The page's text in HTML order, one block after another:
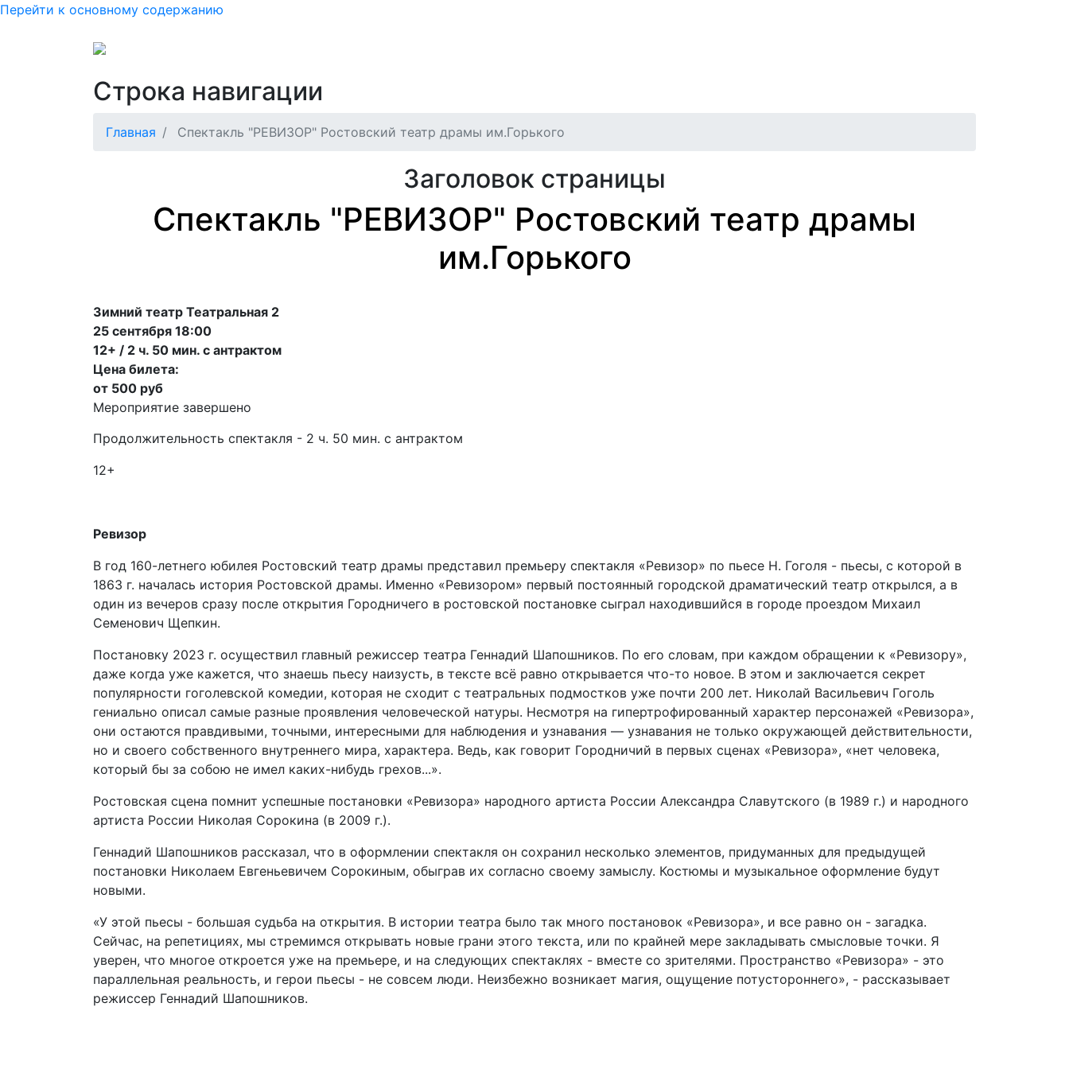
Перейти к основному содержанию
Строка навигации
Главная Спектакль "РЕВИЗОР" Ростовский театр драмы им.Горького
Заголовок страницы
Спектакль "РЕВИЗОР" Ростовский театр драмы
им.Горького
Зимний театр Театральная 2
25 сентября 18:00
12+ / 2 ч. 50 мин. с антрактом
Цена билета:
от 500 руб
Мероприятие завершено
Продолжительность спектакля - 2 ч. 50 мин. с антрактом
12+
Ревизор
В год 160-летнего юбилея Ростовский театр драмы представил премьеру спектакля «Ревизор» по пьесе Н. Гоголя - пьесы, с которой в
1863 г. началась история Ростовской драмы. Именно «Ревизором» первый постоянный городской драматический театр открылся, а в
один из вечеров сразу после открытия Городничего в ростовской постановке сыграл находившийся в городе проездом Михаил
Семенович Щепкин.
Постановку 2023 г. осуществил главный режиссер театра Геннадий Шапошников. По его словам, при каждом обращении к «Ревизору»,
даже когда уже кажется, что знаешь пьесу наизусть, в тексте всё равно открывается что-то новое. В этом и заключается секрет
популярности гоголевской комедии, которая не сходит с театральных подмостков уже почти 200 лет. Николай Васильевич Гоголь
гениально описал самые разные проявления человеческой натуры. Несмотря на гипертрофированный характер персонажей «Ревизора»,
они остаются правдивыми, точными, интересными для наблюдения и узнавания — узнавания не только окружающей действительности,
но и своего собственного внутреннего мира, характера. Ведь, как говорит Городничий в первых сценах «Ревизора», «нет человека,
который бы за собою не имел каких-нибудь грехов...».
Ростовская сцена помнит успешные постановки «Ревизора» народного артиста России Александра Славутского (в 1989 г.) и народного
артиста России Николая Сорокина (в 2009 г.).
Геннадий Шапошников рассказал, что в оформлении спектакля он сохранил несколько элементов, придуманных для предыдущей
постановки Николаем Евгеньевичем Сорокиным, обыграв их согласно своему замыслу. Костюмы и музыкальное оформление будут
новыми.
«У этой пьесы - большая судьба на открытия. В истории театра было так много постановок «Ревизора», и все равно он - загадка.
Сейчас, на репетициях, мы стремимся открывать новые грани этого текста, или по крайней мере закладывать смысловые точки. Я
уверен, что многое откроется уже на премьере, и на следующих спектаклях - вместе со зрителями. Пространство «Ревизора» - это
параллельная реальность, и герои пьесы - не совсем люди. Неизбежно возникает магия, ощущение потустороннего», - рассказывает
режиссер Геннадий Шапошников.